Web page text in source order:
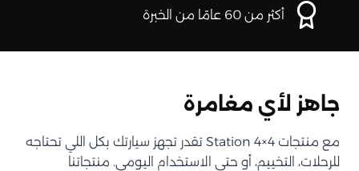
أكثر من 60 عامًا من الخبرة
جاهز لأي مغامرة
مع منتجات Station 4×4 تقدر تجهز سيارتك بكل اللي تحتاجه
للرحلات، التخييم، أو حتى الاستخدام اليومي. منتجاتنا